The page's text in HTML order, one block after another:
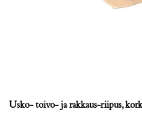
Usko- toivo- ja rakkaus-riipus,